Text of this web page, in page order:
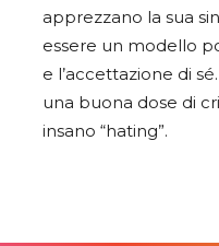
apprezzano la sua
essere un modello
e l’accettazione di
una buona dose di
insano “hating”.